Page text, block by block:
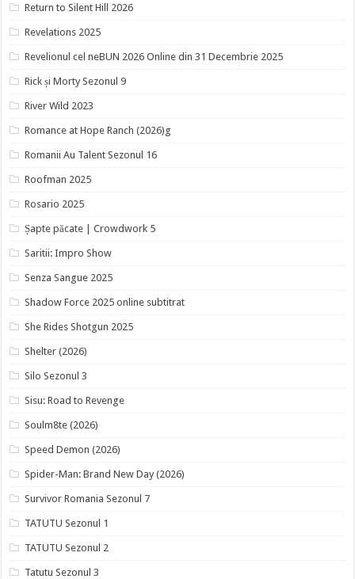
Return to Silent Hill 2026
Revelations 2025
Revelionul cel neBUN 2026 Online din 31 Decembrie 2025
Rick și Morty Sezonul 9
River Wild 2023
Romance at Hope Ranch (2026)g
Romanii Au Talent Sezonul 16
Roofman 2025
Rosario 2025
Șapte păcate | Crowdwork 5
Saritii: Impro Show
Senza Sangue 2025
Shadow Force 2025 online subtitrat
She Rides Shotgun 2025
Shelter (2026)
Silo Sezonul 3
Sisu: Road to Revenge
Soulm8te (2026)
Speed Demon (2026)
Spider-Man: Brand New Day (2026)
Survivor Romania Sezonul 7
TATUTU Sezonul 1
TATUTU Sezonul 2
Tatutu Sezonul 3